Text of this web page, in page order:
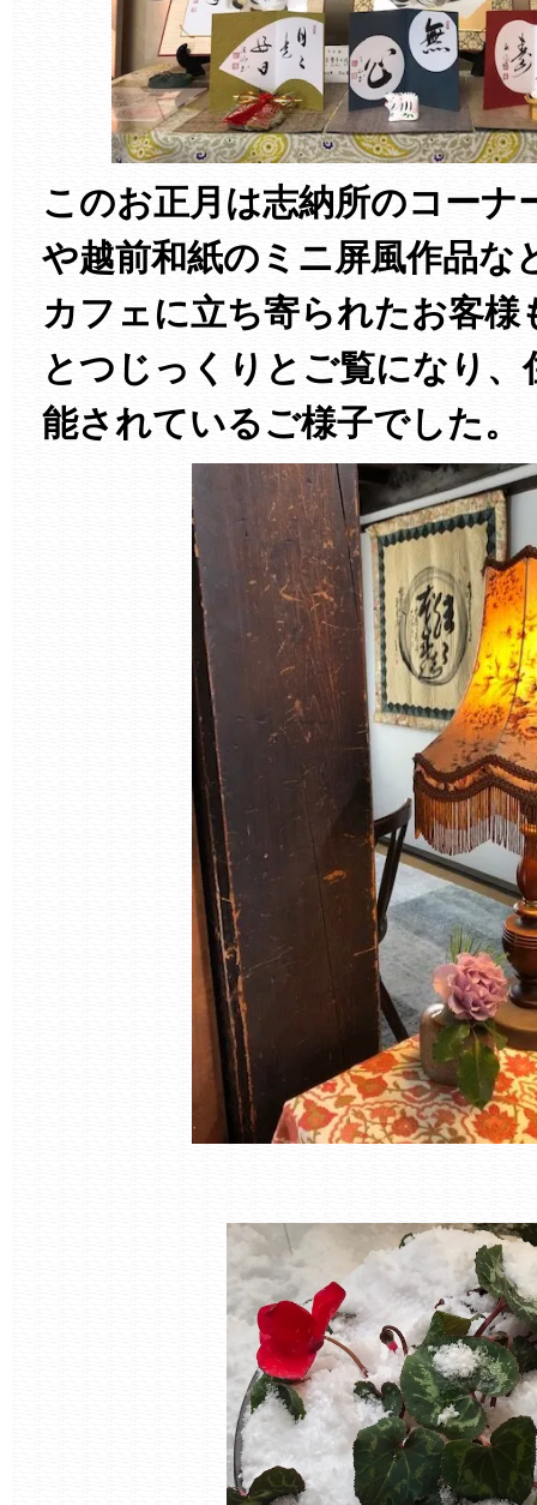
このお正月は志納所のコーナ
や越前和紙のミニ屏風作品な
カフェに立ち寄られたお客様
とつじっくりとご覧になり、
能されているご様子でした。